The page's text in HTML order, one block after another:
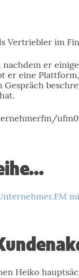
Vertriebler im
er
er eine
Heiko